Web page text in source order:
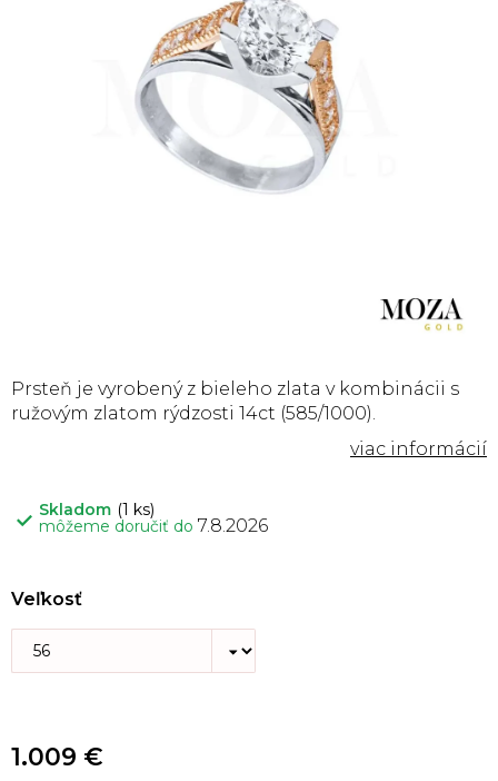
Skladom (1 ks)
môžeme doručiť do 7.8.2026
Veľkosť
Prsteň je vyrobený z bieleho zlata v kombinácii s
ružovým zlatom rýdzosti 14ct (585/1000).
1.009 €